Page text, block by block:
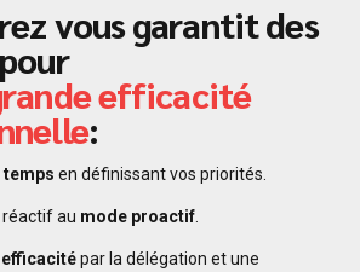
vous garantit des
efficacité
:
en définissant vos priorités.
réactif au mode proactif
par la délégation et une